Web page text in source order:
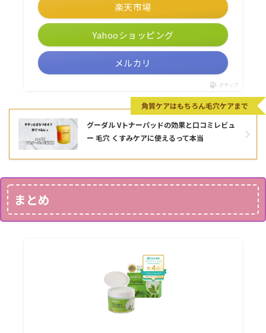
楽天市場
Yahooショッピング
メルカリ
ポチップ
グーダル Vトナーパッドの効果と口コミレビュ
ー 毛穴 くすみケアに使えるって本当
角質ケアはもちろん毛穴ケアまで
まとめ